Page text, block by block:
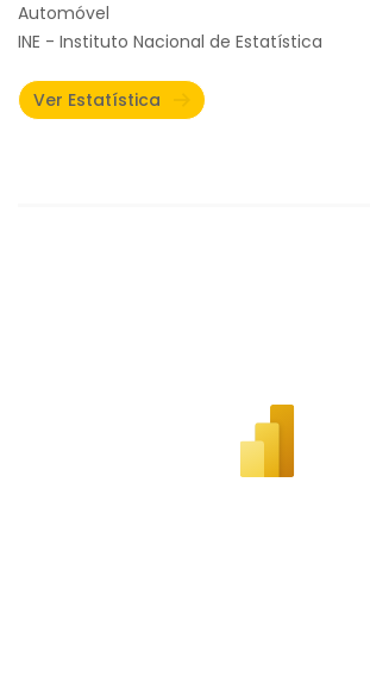
Automóvel
INE - Instituto Nacional de Estatística
Ver Estatística